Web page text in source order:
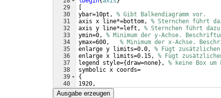
29
30
31
32
33
34
35
36
37
38
39
40
41
ybar=10pt, % Gibt Balkendiagramm vor.
axis x line*=bottom, % Sternchen führt
axis y line*=left, % Sternchen führt
ymin=0, % Minimum der y-Achse.
ymax=600, % Minimum der x-Achse.
enlarge y limits=0.0, % Fügt
enlarge x limits=0.15, % Fügt
legend style={draw=none} , % keine Box um
symbolic x coords=
{
1920,
1930,
Ausgabe erzeugen